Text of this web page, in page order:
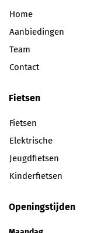
Home
Aanbiedingen
Team
Contact
Fietsen
Fietsen
Elektrische
Jeugdfietsen
Kinderfietsen
Openingstijden